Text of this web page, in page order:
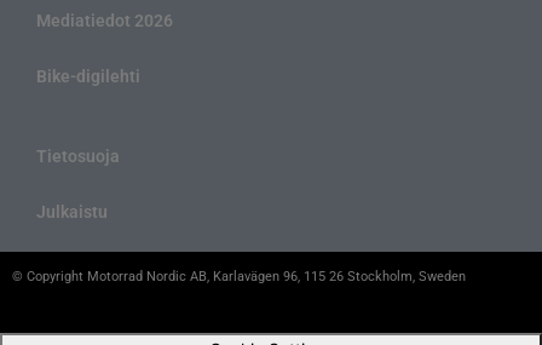
Mediatiedot 2026
Bike-digilehti
Tietosuoja
Julkaistu
© Copyright Motorrad Nordic AB, Karlavägen 96, 115 26 Stockholm, Sweden